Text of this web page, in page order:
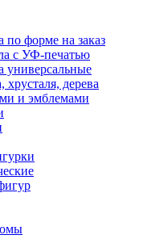
по форме на заказ
с УФ-печатью
универсальные
хрусталя, дерева
и эмблемами